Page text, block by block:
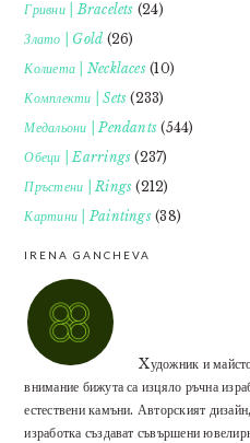
Гривни | Bracelets (24)
Злато | Gold (26)
Колиета | Necklaces(10)
Комплекти | Sets (233)
Медальони | Pendants (544)
Обеци | Earrings (237)
Пръстени | Rings (212)
Картини | Paintings(38)
IRENA GANCHEVA
Xудожник и
внимание бижута са изцяло ръчна
естествени камъни. Авторският
изработка създават съвършени